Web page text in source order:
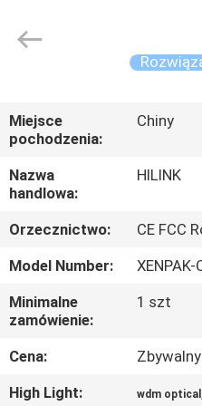
DOMU
PRODUKTY
O
NAS
WYCIECZKA
PO
FABRYCE
Technology
Co.,Ltd..
Miejsce
pochodzenia:
Chiny
Nazwa
handlowa:
HILINK
Orzecznictwo:
CE FCC
Model Number:
XENPAK-
Minimalne
zamówienie:
1 szt
Cena:
Zbywalny
High Light:
wdm optical